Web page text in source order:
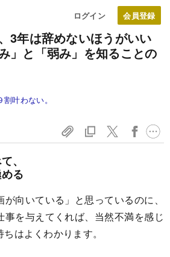
ログイン
3年は辞めないほうがいい
」と「弱み」を知ることの
割叶わない。
、
る
向いている」と思っているのに、
事を与えてくれば、当然不満を感じ
はよくわかります。